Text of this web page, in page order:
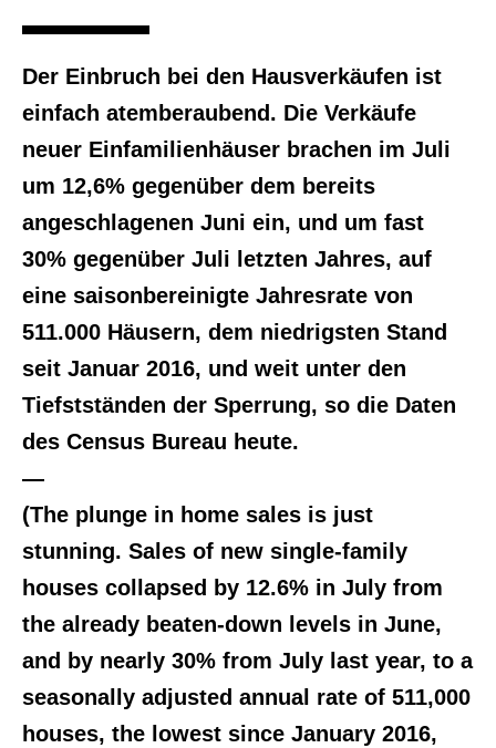
Der Einbruch bei den Hausverkäufen ist
einfach atemberaubend. Die Verkäufe
neuer Einfamilienhäuser brachen im Juli
um 12,6% gegenüber dem bereits
angeschlagenen Juni ein, und um fast
30% gegenüber Juli letzten Jahres, auf
eine saisonbereinigte Jahresrate von
511.000 Häusern, dem niedrigsten Stand
seit Januar 2016, und weit unter den
Tiefstständen der Sperrung, so die Daten
des Census Bureau heute.
—
(The plunge in home sales is just
stunning. Sales of new single-family
houses collapsed by 12.6% in July from
the already beaten-down levels in June,
and by nearly 30% from July last year, to a
seasonally adjusted annual rate of 511,000
houses, the lowest since January 2016,